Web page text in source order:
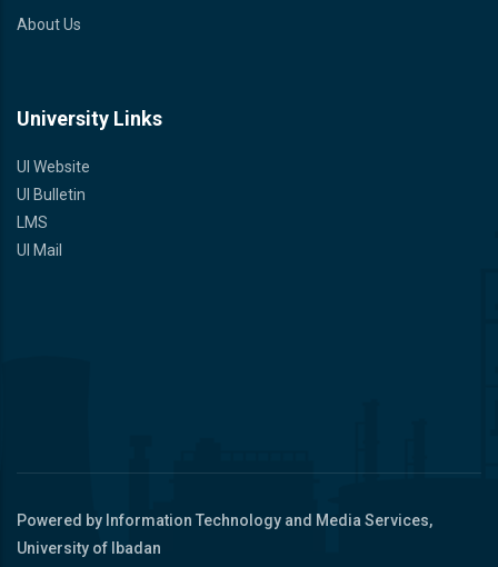
About Us
University Links
UI Website
UI Bulletin
LMS
UI Mail
Powered by Information Technology and Media Services,
University of Ibadan